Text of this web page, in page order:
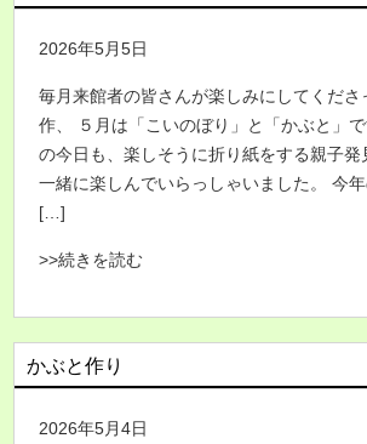
2026年5月5日
毎月来館者の皆さんが楽しみにしてくださ
作、 ５月は「こいのぼり」と「かぶと」
の今日も、楽しそうに折り紙をする親子発
一緒に楽しんでいらっしゃいました。 今
[…]
>>続きを読む
かぶと作り
2026年5月4日